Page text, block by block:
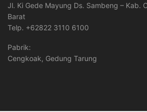
Jl. Ki Gede Mayung Ds. Sambeng – Kab.
Barat
Telp. +62822 3110 6100
Pabrik:
Cengkoak, Gedung Tarung